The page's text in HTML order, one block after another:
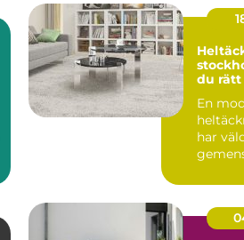
stockholm
du
En
har
och